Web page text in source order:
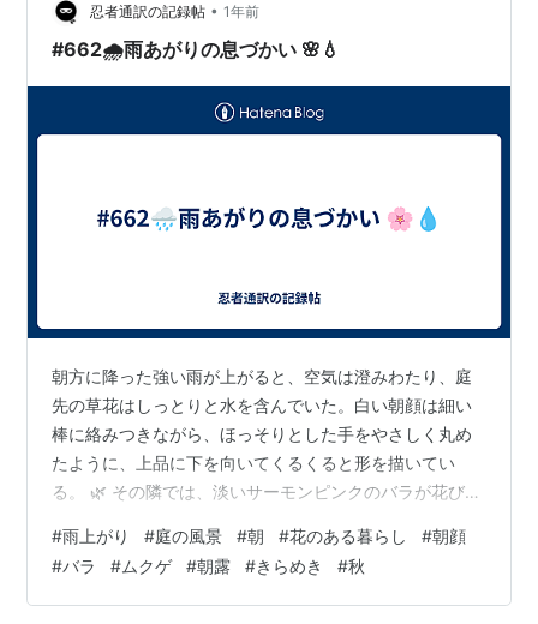
忍者通訳の記録帖 • 1年前
#662🌧️雨あがりの息づかい 🌸💧
朝方に降った強い雨が上がると、空気は澄みわたり、庭
先の草花はしっとりと水を含んでいた。白い朝顔は細い
棒に絡みつきながら、ほっそりとした手をやさしく丸め
たように、上品に下を向いてくるくると形を描いてい
る。 🌿 その隣では、淡いサーモンピンクのバラが花びら
ていた。 ✨少し離れた場所では、ムクゲの花が静かに咲
いていた。大きな桜の花をさらに華やかに立体的にした
ような姿で、まるで子どもの絵に描かれる夢の国のお花
#雨上がり #庭の風景 #朝 #花のある暮らし #朝顔
#バラ #ムクゲ #朝露 #きらめき #秋